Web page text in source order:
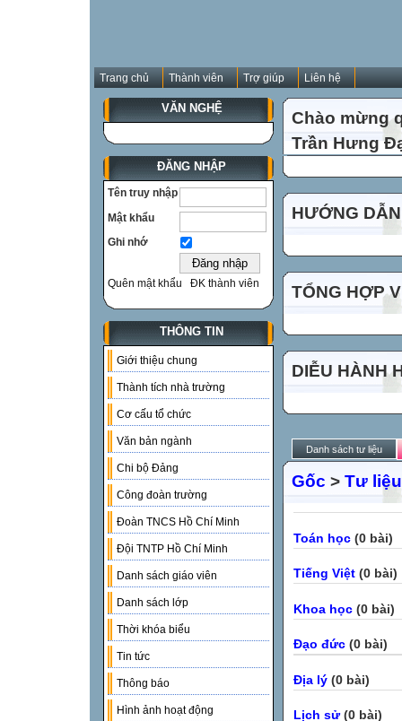
Trang chủ Thành viên Trợ giúp Liên hệ
VĂN NGHỆ
ĐĂNG NHẬP
Tên truy nhập
Mật khẩu
Ghi nhớ
Quên mật khẩu ĐK thành viên
THÔNG TIN
Giới thiệu chung
Thành tích nhà trường
Cơ cấu tổ chức
Văn bản ngành
Chi bộ Đảng
Công đoàn trường
Đoàn TNCS Hồ Chí Minh
Đội TNTP Hồ Chí Minh
Danh sách giáo viên
Danh sách lớp
Thời khóa biểu
Tin tức
Thông báo
Hình ảnh hoạt động
Chào mừng
Trần Hưng
HƯỚNG
TỔNG HỢP
DIỄU HÀNH
Danh sách tư liệu
Gốc > Tư liệu
Toán học (0 bài)
Tiếng Việt (0 bài)
Khoa học (0 bài)
Đạo đức (0 bài)
Địa lý (0 bài)
Lịch sử(0 bài)